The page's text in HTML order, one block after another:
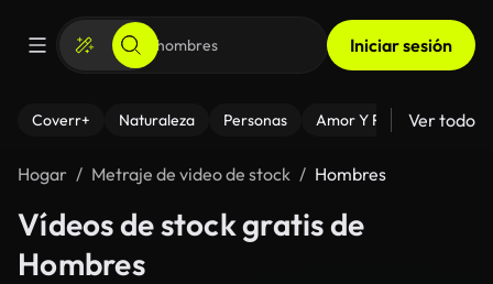
Iniciar sesión
Coverr+ Naturaleza Personas Amor Y Relaciones
Ver todo
Hogar Metraje de video de stock Hombres
Vídeos de stock gratis de
Hombres